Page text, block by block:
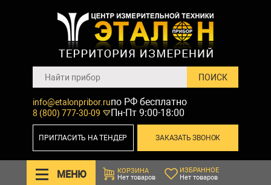
info@etalonpribor.ru
8 (800) 777-30-09
по РФ бесплатно
Пн-Пт 9:00-18:00
ЗАКАЗАТЬ ЗВОНОК
ПРИГЛАСИТЬ НА ТЕНДЕР
МЕНЮ
КОРЗИНА
Нет товаров
ИЗБРАННОЕ
Нет товаров